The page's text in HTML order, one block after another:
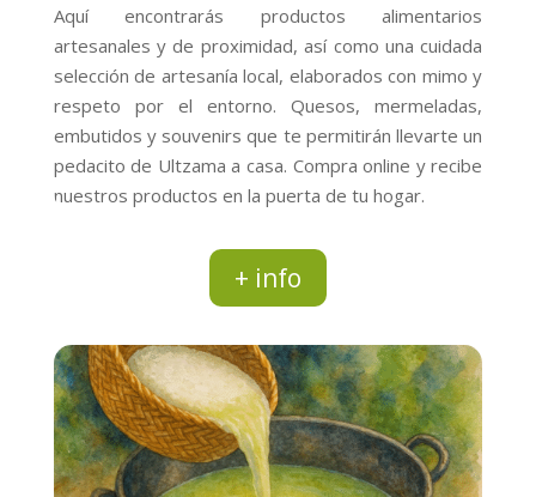
Aquí encontrarás productos alimentarios
artesanales y de proximidad, así como una cuidada
selección de artesanía local, elaborados con mimo y
respeto por el entorno. Quesos, mermeladas,
embutidos y souvenirs que te permitirán llevarte un
pedacito de Ultzama a casa. Compra online y recibe
nuestros productos en la puerta de tu hogar.
+ info